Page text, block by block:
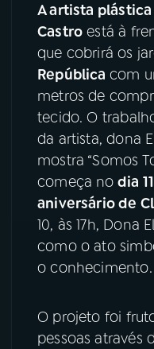
04PROGRAMAS
05
06VIDEOCASTS
07 ÚLTIMAS
08PRÊMIO RÁDIO
YouTube
A artista
Castro está à
que cobrirá os
República com
metros de
tecido. O
da artista, dona
mostra “Somos
começa no dia
aniversário de
10, às 17h, Dona
como o ato
o conhecimento.
O projeto foi
pessoas através